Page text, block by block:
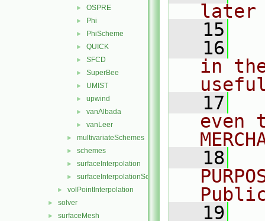
► OSPRE
► Phi
► PhiScheme
► QUICK
► SFCD
► SuperBee
► UMIST
► upwind
► vanAlbada
► vanLeer
► multivariateSchemes
► schemes
► surfaceInterpolation
► surfaceInterpolationScheme
► volPointInterpolation
► solver
► surfaceMesh
later
   15
   16
in
   17
even
   18
   19